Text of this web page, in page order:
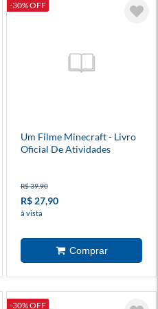
-30% OFF
Um Filme Minecraft - Livro
Oficial De Atividades
R$ 39,90
R$ 27,90
à vista
-30% OFF